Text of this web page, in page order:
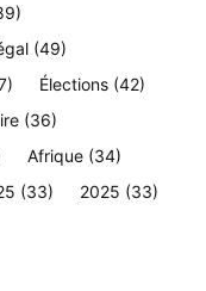
(49)
Élections (42)
(36)
Afrique (34)
(33) 2025 (33)